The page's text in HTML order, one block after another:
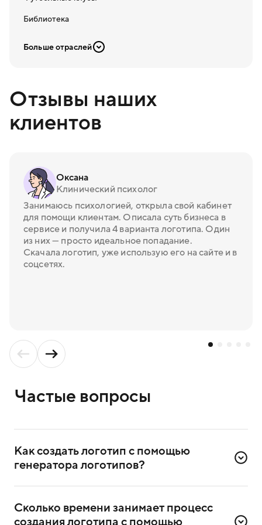
Библиотека
Больше отраслей
Отзывы наших
клиентов
Оксана
Клинический психолог
Занимаюсь психологией, открыла свой кабинет
для помощи клиентам. Описала суть бизнеса в
сервисе и получила 4 варианта логотипа. Один
из них — просто идеальное попадание.
Скачала логотип, уже использую его на сайте и в
соцсетях.
Частые вопросы
Как создать логотип с помощью
генератора логотипов?
в сервисе. Достаточно ввести номер телефона
и подтвердить регистрацию через СМС.
Сколько времени занимает процесс
создания логотипа с помощью